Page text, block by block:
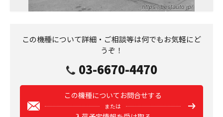
この機種について詳細・ご相談等は何でもお気軽にど
うぞ！
03-6670-4470
この機種についてお問合せする
または